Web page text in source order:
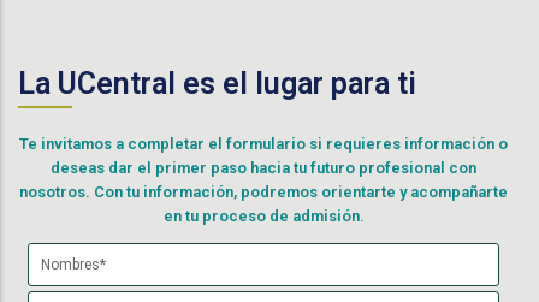
La UCentral es el lugar para ti
Te invitamos a completar el formulario si requieres información o
deseas dar el primer paso hacia tu futuro profesional con
nosotros. Con tu información, podremos orientarte y acompañarte
en tu proceso de admisión.